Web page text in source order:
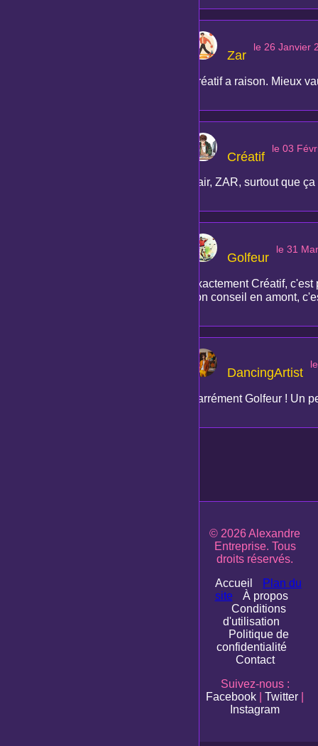
Zar
le 26 Janvier
Créatif a raison. Mieux
Créatif
le 03
clair, ZAR, surtout que
Golfeur
le 31
Exactement Créatif,
bon conseil en amont,
DancingArtist
Carrément Golfeur ! Un
© 2026 Alexandre
Entreprise. Tous
droits réservés.
Accueil
Plan du
site
À propos
Conditions
d'utilisation
Politique de
confidentialité
Contact
Suivez-nous :
Facebook
Twitter
Instagram